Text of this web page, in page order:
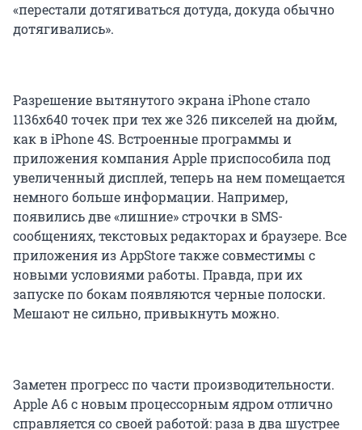
«перестали дотягиваться дотуда, докуда обычно
дотягивались».
Разрешение вытянутого экрана iPhone стало
1136х640 точек при тех же 326 пикселей на дюйм,
как в iPhone 4S. Встроенные программы и
приложения компания Apple приспособила под
увеличенный дисплей, теперь на нем помещается
немного больше информации. Например,
появились две «лишние» строчки в SMS-
сообщениях, текстовых редакторах и браузере. Все
приложения из AppStore также совместимы с
новыми условиями работы. Правда, при их
запуске по бокам появляются черные полоски.
Мешают не сильно, привыкнуть можно.
Заметен прогресс по части производительности.
Apple A6 с новым процессорным ядром отлично
справляется со своей работой: раза в два шустрее